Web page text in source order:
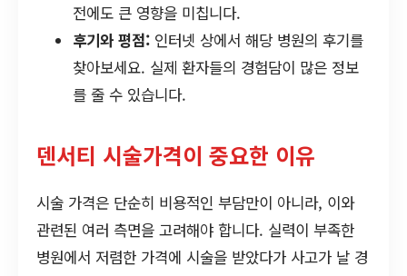
전에도 큰 영향을 미칩니다.
후기와 평점: 인터넷 상에서 해당 병원의 후기를
찾아보세요. 실제 환자들의 경험담이 많은 정보
를 줄 수 있습니다.
덴서티 시술가격이 중요한 이유
시술 가격은 단순히 비용적인 부담만이 아니라, 이와
관련된 여러 측면을 고려해야 합니다. 실력이 부족한
병원에서 저렴한 가격에 시술을 받았다가 사고가 날 경